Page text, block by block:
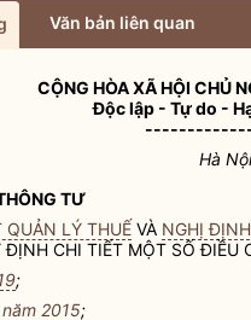
Văn bản liên quan
CỘNG HÒA XÃ HỘI CHỦ
Độc lập - Tự do -
Hà
TƯ
QUẢN LÝ THUẾVÀ NGHỊ
ĐỊNH CHI TIẾT MỘT SỐ ĐIỀU
;
2015;